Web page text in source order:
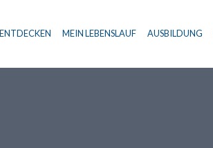
Haupt-Navigation
MEIN LEBENSLAUF AUSBILDUNG